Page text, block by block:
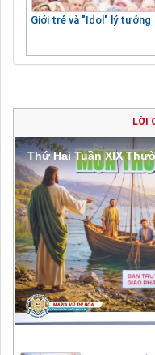
Giới trẻ và "Idol" lý tưởng
LỜI
Thứ Hai Tuần XIX